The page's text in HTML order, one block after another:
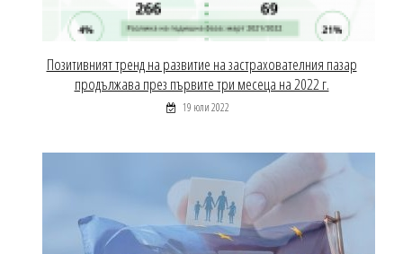
Позитивният тренд на развитие на застрахователния пазар
продължава през първите три месеца на 2022 г.
19 юли 2022